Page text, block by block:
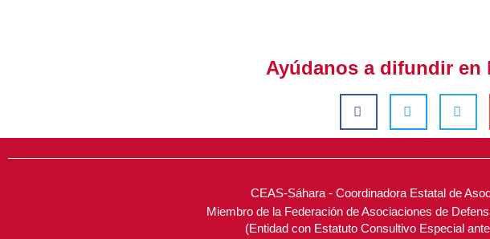
Ayúdanos a difundir en
CEAS-Sáhara - Coordinadora Estatal de
Miembro de la Federación de Asociaciones de
(Entidad con Estatuto Consultivo Especial